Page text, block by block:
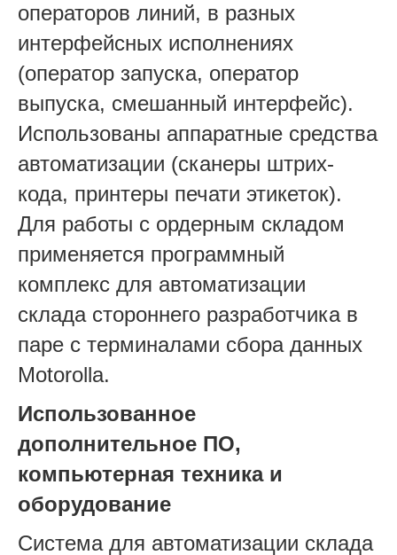
операторов линий, в разных
интерфейсных исполнениях
(оператор запуска, оператор
выпуска, смешанный интерфейс).
Использованы аппаратные средства
автоматизации (сканеры штрих-
кода, принтеры печати этикеток).
Для работы с ордерным складом
применяется программный
комплекс для автоматизации
склада стороннего разработчика в
паре с терминалами сбора данных
Motorolla.
Использованное
дополнительное ПО,
компьютерная техника и
оборудование
Система для автоматизации склада